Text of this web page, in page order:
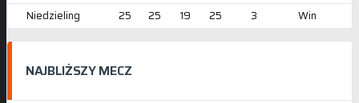
Niedzieling
25 25 19 25 3 Win
NAJBLIŻSZY MECZ